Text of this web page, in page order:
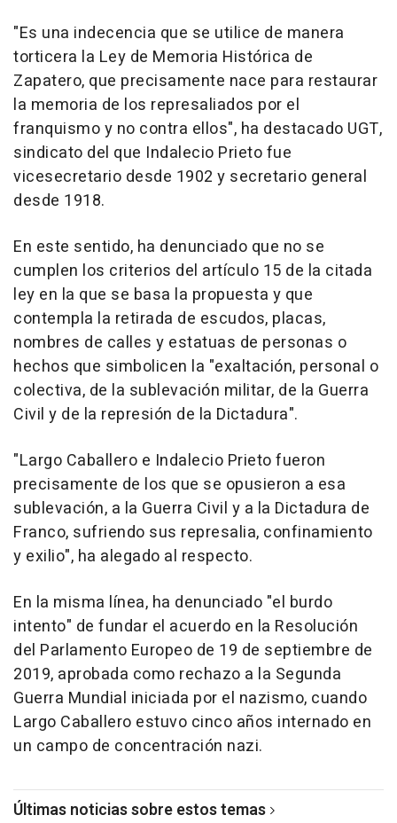
"Es una indecencia que se utilice de manera
torticera la Ley de Memoria Histórica de
Zapatero, que precisamente nace para restaurar
la memoria de los represaliados por el
franquismo y no contra ellos", ha destacado UGT,
sindicato del que Indalecio Prieto fue
vicesecretario desde 1902 y secretario general
desde 1918.
En este sentido, ha denunciado que no se
cumplen los criterios del artículo 15 de la citada
ley en la que se basa la propuesta y que
contempla la retirada de escudos, placas,
nombres de calles y estatuas de personas o
hechos que simbolicen la "exaltación, personal o
colectiva, de la sublevación militar, de la Guerra
Civil y de la represión de la Dictadura".
"Largo Caballero e Indalecio Prieto fueron
precisamente de los que se opusieron a esa
sublevación, a la Guerra Civil y a la Dictadura de
Franco, sufriendo sus represalia, confinamiento
y exilio", ha alegado al respecto.
En la misma línea, ha denunciado "el burdo
intento" de fundar el acuerdo en la Resolución
del Parlamento Europeo de 19 de septiembre de
2019, aprobada como rechazo a la Segunda
Guerra Mundial iniciada por el nazismo, cuando
Largo Caballero estuvo cinco años internado en
un campo de concentración nazi.
Últimas noticias sobre estos temas